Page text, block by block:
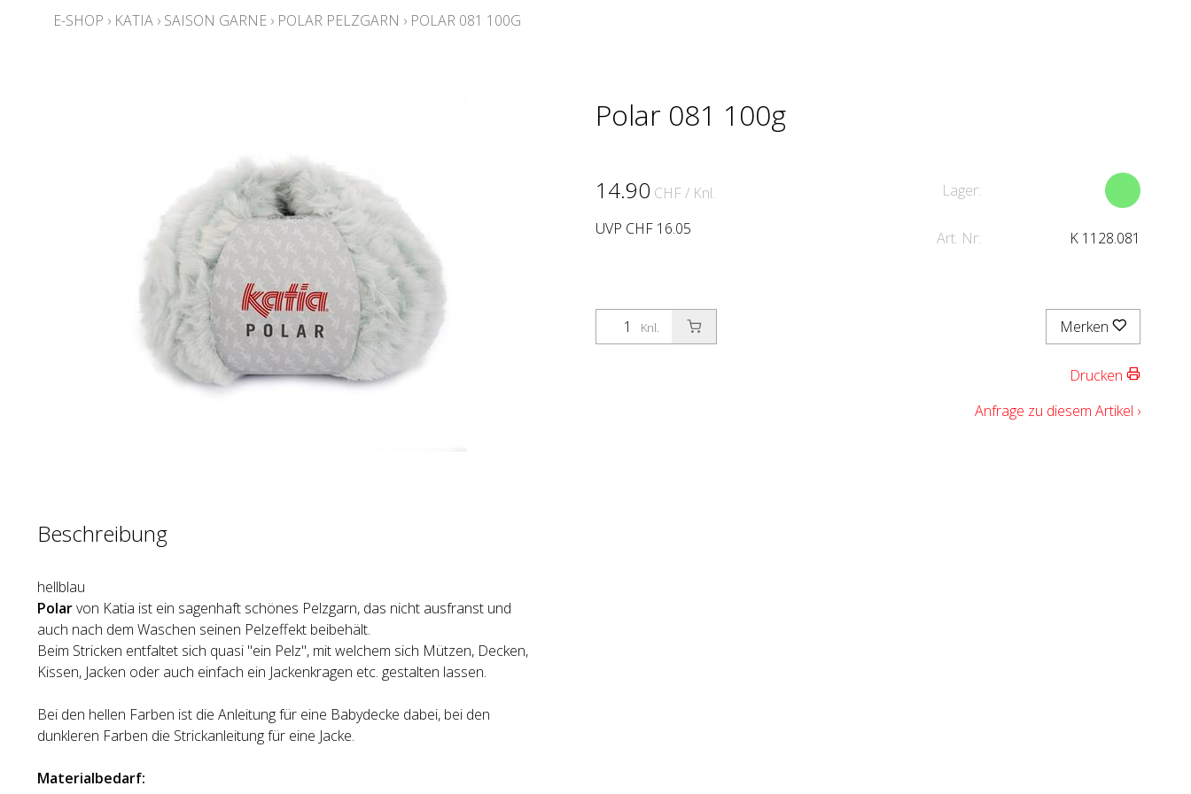
E-SHOP › KATIA › SAISON GARNE › POLAR PELZGARN › POLAR 081 100G
Polar 081 100g
14.90 CHF / Knl.
UVP CHF 16.05
Lager:
Art. Nr: K 1128.081
Knl. Merken
Drucken
Anfrage zu diesem Artikel ›
Beschreibung
hellblau
Polarvon Katia ist ein sagenhaft schönes Pelzgarn, das nicht ausfranst und
auch nach dem Waschen seinen Pelzeffekt beibehält.
Beim Stricken entfaltet sich quasi "ein Pelz", mit welchem sich Mützen, Decken,
Kissen, Jacken oder auch einfach ein Jackenkragen etc. gestalten lassen.
Bei den hellen Farben ist die Anleitung für eine Babydecke dabei, bei den
dunkleren Farben die Strickanleitung für eine Jacke.
Materialbedarf: